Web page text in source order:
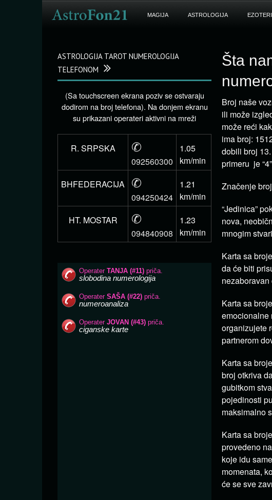
MAGIJA ASTROLOGIJA
Šta
Broj naše
ili može
može reći
ima broj:
dobili broj
primeru je
Značenje
“Jedinica”
nova,
mnogim
Karta sa
da će biti
Karta sa
emocionalne
organizujete
partnerom
Karta sa
broj otkriva
gubitkom
pojedinosti
maksimalno
Karta sa
provedeno
koje idu
momenata,
će se sve
ASTROLOGIJA TAROT NUMEROLOGIJA
TELEFONOM
(Sa touchscreen ekrana poziv se ostvaraju
dodirom na broj telefona). Na donjem ekranu
su prikazani operateri aktivni na mreži
R. SRPSKA ✆
092560300
1.05
km/min
BHFEDERACIJA
✆
094250424
1.21
km/min
HT. MOSTAR
✆
094840908
1.23
km/min